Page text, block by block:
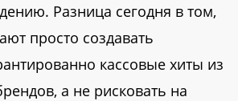
Разница сегодня в том,
просто создавать
кассовые хиты из
а не рисковать на